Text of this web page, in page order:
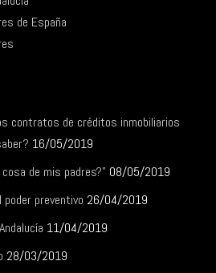
de España
contratos de créditos inmobiliarios
16/05/2019
de mis padres?” 08/05/2019
preventivo 26/04/2019
11/04/2019
28/03/2019